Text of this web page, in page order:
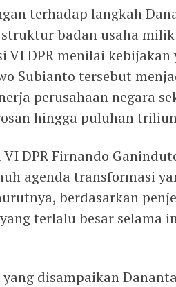
terhadap langkah
badan usaha milik
VI DPR menilai
Subianto tersebut
perusahaan negara
hingga puluhan
DPR Firnando
agenda transformasi
berdasarkan
terlalu besar selama
yang disampaikan